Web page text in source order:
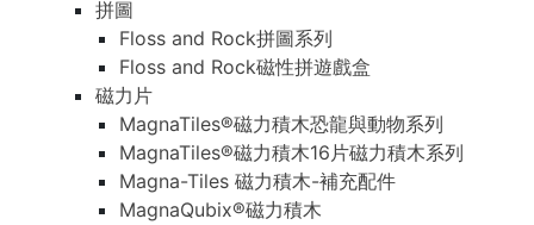
拼圖
Floss and Rock拼圖系列
Floss and Rock磁性拼遊戲盒
磁力片
MagnaTiles®磁力積木恐龍與動物系列
MagnaTiles®磁力積木16片磁力積木系列
Magna-Tiles 磁力積木-補充配件
MagnaQubix®磁力積木